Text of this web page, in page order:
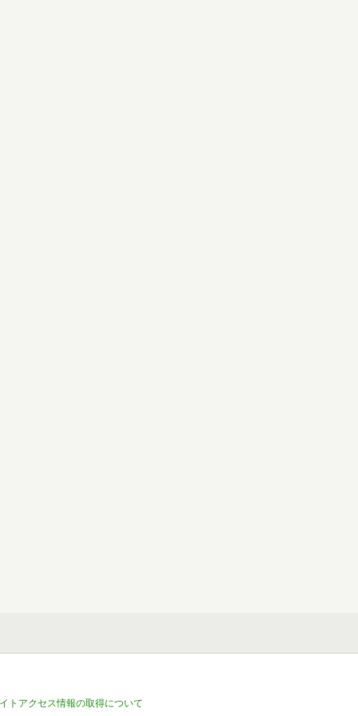
トアクセス情報の取得について